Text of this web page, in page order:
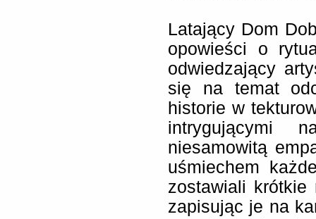
Latający Dom
opowieści o
odwiedzający
się na temat
historie w
intrygującymi
niesamowitą
uśmiechem
zostawiali krótkie
zapisując je na